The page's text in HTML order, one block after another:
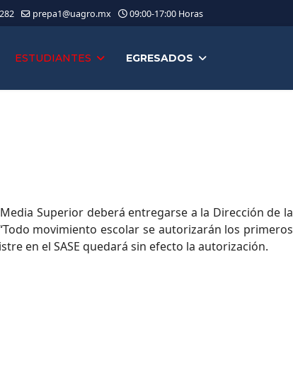
prepa1@uagro.mx 09:00-17:00 Horas
ESTUDIANTES EGRESADOS
Superior deberá entregarse a la Dirección de la
movimiento escolar se autorizarán los primeros
en el SASE quedará sin efecto la autorización.